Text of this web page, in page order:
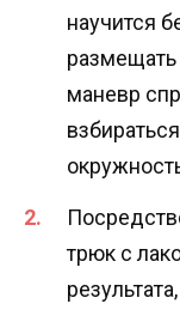
научится
размещать
маневр
трюк с